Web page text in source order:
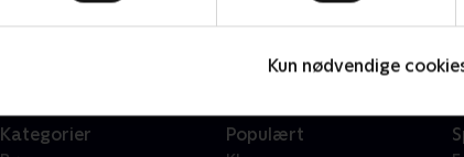
Kun nødvendige
Kategorier Populært